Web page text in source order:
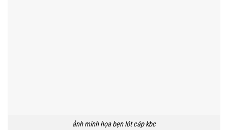
ảnh minh họa bẹn lót cáp kbc